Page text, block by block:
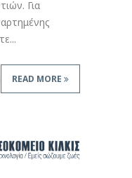
Για
READ MORE